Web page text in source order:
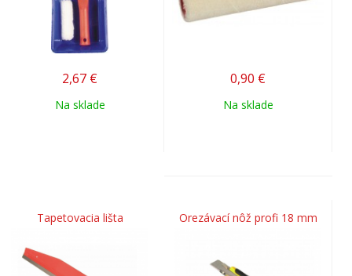
2,67 €
Na sklade
0,90 €
Na sklade
Tapetovacia lišta Orezávací nôž profi 18 mm